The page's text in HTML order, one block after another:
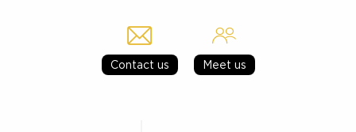
Contact us Meet us